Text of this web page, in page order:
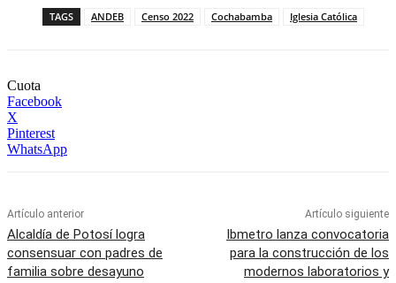
TAGS ANDEB Censo 2022 Cochabamba Iglesia Católica
Cuota
Facebook
X
Pinterest
WhatsApp
Artículo anterior
Alcaldía de Potosí logra
consensuar con padres de
familia sobre desayuno
Artículo siguiente
Ibmetro lanza convocatoria
para la construcción de los
modernos laboratorios y